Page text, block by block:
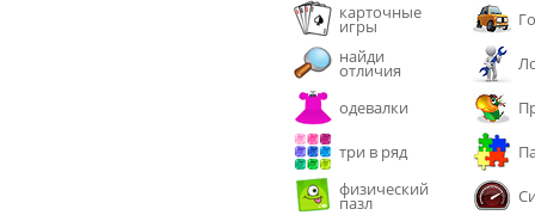
карточные
игры
найди
отличия
одевалки
три в ряд
физический
пазл